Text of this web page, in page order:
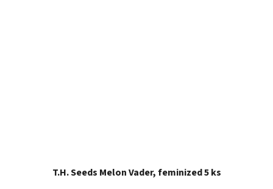
T.H. Seeds Melon Vader, feminized 5 ks